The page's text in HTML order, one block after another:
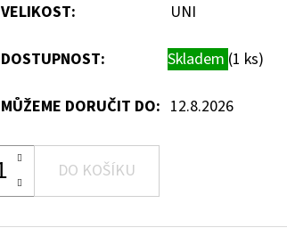
VELIKOST: UNI
DOSTUPNOST: Skladem (1 ks)
MŮŽEME DORUČIT DO: 12.8.2026
DO KOŠÍKU